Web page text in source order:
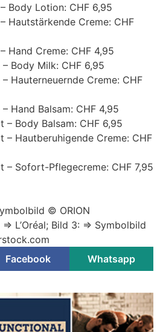
Body Lotion: CHF 6,95
Hautstärkende Creme: CHF
Hand Creme: CHF 4,95
Body Milk: CHF 6,95
Hauterneuernde Creme: CHF
Hand Balsam: CHF 4,95
– Body Balsam: CHF 6,95
– Hautberuhigende Creme: CHF
– Sofort-Pflegecreme: CHF 7,95
© ORION
L’Oréal; Bild 3: => Symbolbild
Facebook Whatsapp